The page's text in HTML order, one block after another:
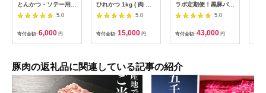
とんかつ・ソテー用
約280g (140g×2枚) (
茨城県共通返礼品・茨
城県産 ) ブランド豚
茨城 国産 豚肉 冷凍
とんかつ ソテー
5.0
寄付金額: 6,000 円
ひれかつ 1kg ( 肉 豚
肉 ヒレ 揚げ物 総菜
冷凍 簡単調理 )【136-
5.0
寄付金額: 15,000 円
ラボ定期便！黒豚バラ
エティー定期便 (全3
回) 定期便 コラボ定期
便 黒豚 豚 ぶた ロー
ス バラ スライス 生餃
子 冷凍食品 おつまみ
キョーミート株式会
社・工房ゆう】
5.0
寄付金額: 43,000 円
豚肉の返礼品に関連している記事の紹介